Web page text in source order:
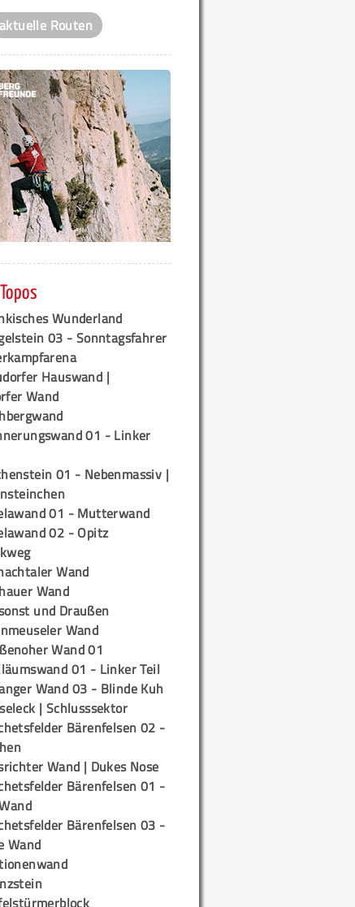
aktuelle Routen
Wunderland
03 - Sonntagsfahrer
Hauswand |
Wand
01 - Linker
01 - Nebenmassiv |
01 - Mutterwand
02 - Opitz
Wand
Wand
und Draußen
Wand
Wand 01
01 - Linker Teil
Wand 03 - Blinde Kuh
| Schlusssektor
Bärenfelsen 02 -
Wand | Dukes Nose
Bärenfelsen 01 -
Bärenfelsen 03 -
Wand